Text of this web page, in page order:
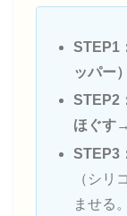
STEP1
ッパー
STEP2
ほぐす
STEP3
（シリ
ませる。